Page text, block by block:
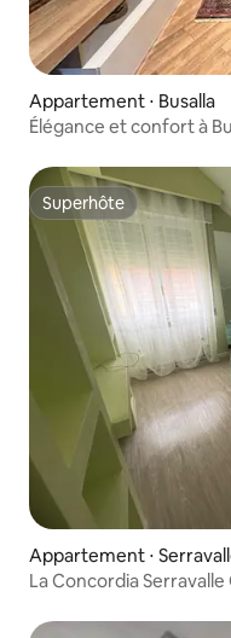
Appartement ⋅ Busalla
Élégance et confort à
Superhôte
Superhôte
Appartement ⋅
La Concordia